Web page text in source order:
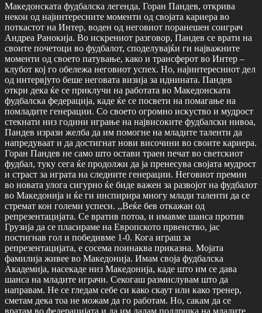
Македонската фудбалска легенда, Горан Пандев, открива
некои од најинтересните моменти од својата кариера во
поткастот на Интер, воден од неговиот поранешен соиграч
Андреа Ранокија. Во искрениот разговор, Пандев се врати на
своите почетоци во фудбалот, споделувајќи ги најважните
моменти од своето патување, како и трансферот во Интер –
клубот кој го обележа неговиот успех. Но, најинтересниот дел
од интервјуто беше неговата визија за иднината. Пандев
откри дека ќе се приклучи на работата во Македонската
фудбалска федерација, каде ќе се посвети на помагање на
помладите генерации. Со своето огромно искуство и мудрост
стекнати низ години играње на највисоките фудбалски нивоа,
Пандев изрази желба да им помогне на младите таленти да
напредуваат и да достигнат нови височини во своите кариера.
Горан Пандев не само што остави траен печат во светскиот
фудбал, туку сега ќе продолжи да ја пренесува својата мудрост
и страст за играта на следните генерации. Неговиот премин
во новата улога сигурно ќе биде важен за развојот на фудбалот
во Македонија и ќе ги инспирира многу млади таленти да се
стремат кон големи успеси. ,,Веќе бев откажан од
репрезентацијата. Се вратив потоа, и имавме шанса против
Грузија да се пласираме на Европското првенство, јас
постигнав гол и победивме 1-0. Кога играш за
репрезентацијата, е сосема поинаква приказна. Мојата
фамилија живее во Македонија. Имам своја фудбалска
Академија, насекаде низ Македонија, каде што им се дава
шанса на младите играчи. Секогаш размислувам што да
направам. Не се гледам себе си како скаут или како тренер,
сметам дека тоа не можам да го работам. Но, сакам да се
вратам во федерацијата и да им дадам поддршка на младите